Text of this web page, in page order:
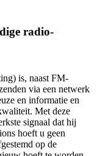
radio-
is, naast FM-
via een netwerk
en informatie en
Met deze
signaal dat hij
hoeft u geen
op de